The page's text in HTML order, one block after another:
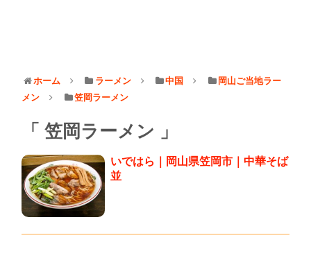
ホーム ラーメン 中国
岡山ご当地ラー
メン
笠岡ラーメン
笠岡ラーメン
いではら｜岡山県笠岡市｜中華そば
並